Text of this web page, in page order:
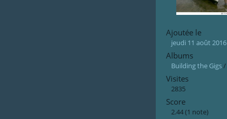
Ajoutée le
jeudi 11 août 2016
Albums
Building the Gigs/
Visites
2835
Score
2.44(1 note)